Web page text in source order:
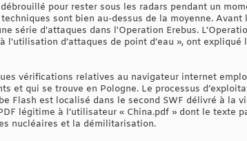
pour rester sous les radars pendant un
sont bien au-dessus de la moyenne. Avant
série d'attaques dans l'Operation Erebus.
d’attaques de point d’eau », ont expliqué
vérifications relatives au navigateur internet
et qui se trouve en Pologne. Le processus
Flash est localisé dans le second SWF délivré à la
légitime à l’utilisateur « China.pdf » dont le texte
nucléaires et la démilitarisation.